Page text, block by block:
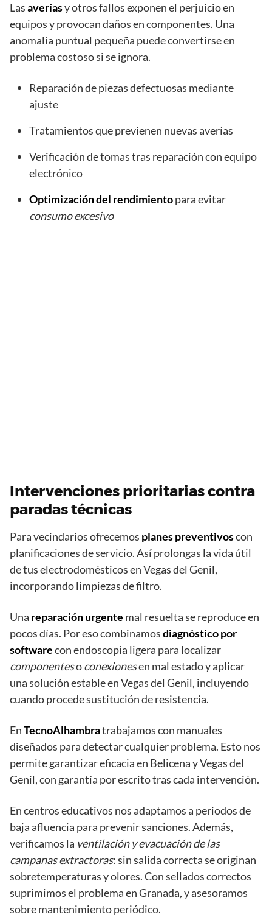
Lasaveríasy otros fallos exponen el perjuicio en
equipos y provocan daños en componentes. Una
anomalía puntual pequeña puede convertirse en
problema costoso si se ignora.
Reparación de piezas defectuosas mediante
ajuste
Tratamientos que previenen nuevas averías
Verificación de tomas tras reparación con equipo
electrónico
Optimización del rendimientopara evitar
consumo excesivo
Intervenciones prioritarias contra
paradas técnicas
Para vecindarios ofrecemos planes preventivoscon
planificaciones de servicio. Así prolongas la vida útil
de tus electrodomésticos en Vegas del Genil,
incorporando limpiezas de filtro.
Una reparación urgente mal resuelta se reproduce en
pocos días. Por eso combinamosdiagnóstico por
softwarecon endoscopia ligera para localizar
componentesoconexionesen mal estado y aplicar
una solución estable en Vegas del Genil, incluyendo
cuando procede sustitución de resistencia.
EnTecnoAlhambratrabajamos con manuales
diseñados para detectar cualquier problema. Esto nos
permite garantizar eficacia en Belicena y Vegas del
Genil, con garantía por escrito tras cada intervención.
En centros educativos nos adaptamos a periodos de
baja afluencia para prevenir sanciones. Además,
verificamos la ventilación y evacuación de las
campanas extractoras: sin salida correcta se originan
sobretemperaturas y olores. Con sellados correctos
suprimimos el problema en Granada, y asesoramos
sobre mantenimiento periódico.